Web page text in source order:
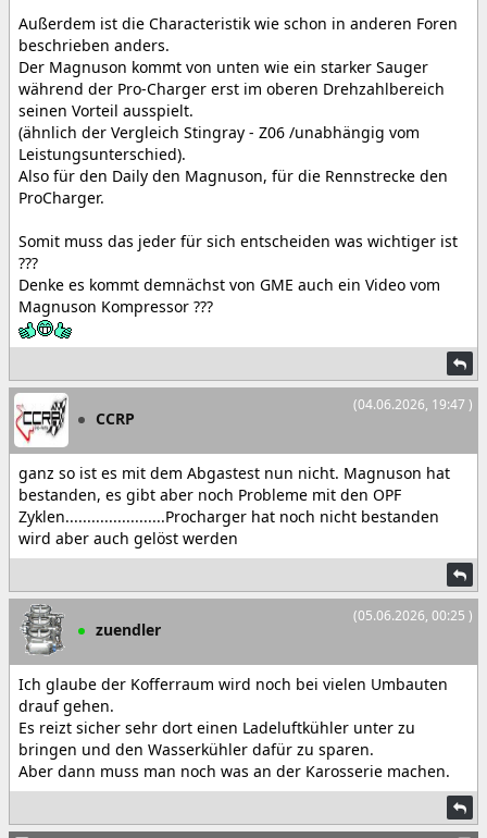
Außerdem ist die Characteristik wie schon in anderen Foren
beschrieben anders.
Der Magnuson kommt von unten wie ein starker Sauger
während der Pro-Charger erst im oberen Drehzahlbereich
seinen Vorteil ausspielt.
(ähnlich der Vergleich Stingray - Z06 /unabhängig vom
Leistungsunterschied).
Also für den Daily den Magnuson, für die Rennstrecke den
ProCharger.
Somit muss das jeder für sich entscheiden was wichtiger ist
???
Denke es kommt demnächst von GME auch ein Video vom
Magnuson Kompressor ???
(04.06.2026, 19:47 )
CCRP
ganz so ist es mit dem Abgastest nun nicht. Magnuson hat
bestanden, es gibt aber noch Probleme mit den OPF
Zyklen.......................Procharger hat noch nicht bestanden
wird aber auch gelöst werden
(05.06.2026, 00:25 )
zuendler
Ich glaube der Kofferraum wird noch bei vielen Umbauten
drauf gehen.
Es reizt sicher sehr dort einen Ladeluftkühler unter zu
bringen und den Wasserkühler dafür zu sparen.
Aber dann muss man noch was an der Karosserie machen.